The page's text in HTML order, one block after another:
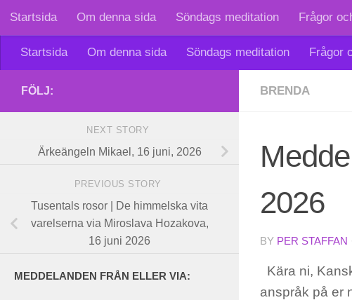
Skip to content
Startsida Om denna sida Söndags meditation Frågor
Startsida Om denna sida Söndags meditation Frågor
BRENDA
2026
BY PER STAFFAN
Kära ni,
anspråk på er
FÖLJ:
NEXT STORY
Ärkeängeln Mikael, 16 juni, 2026
PREVIOUS STORY
Tusentals rosor | De himmelska vita
varelserna via Miroslava Hozakova,
16 juni 2026
MEDDELANDEN FRÅN ELLER VIA: